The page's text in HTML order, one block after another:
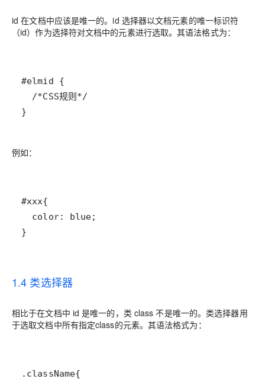
id 在文档中应该是唯一的。id 选择器以文档元素的唯一标识符
（id）作为选择符对文档中的元素进行选取。其语法格式为：
}
例如：
}
1.4 类选择器
相比于在文档中 id 是唯一的，类 class 不是唯一的。类选择器用
于选取文档中所有指定class的元素。其语法格式为：